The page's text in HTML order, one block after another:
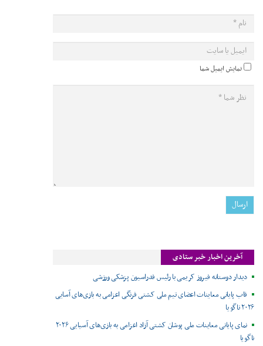
نمایش ایمیل شما
آخرین اخبار خبر ستادی
دیدار دوستانه فیروز کریمی با رئیس فدراسیون پزشکی ورزشی
قاب پایانی معاینات اعضای تیم ملی کشتی فرنگی اعزامی به بازی‌های آسایی
۲۰۲۶ ناگویا
نمای پایانی معاینات ملی پوشان کشتی آزاد اعزامی به بازی‌های آسیایی ۲۰۲۶
ناگویا